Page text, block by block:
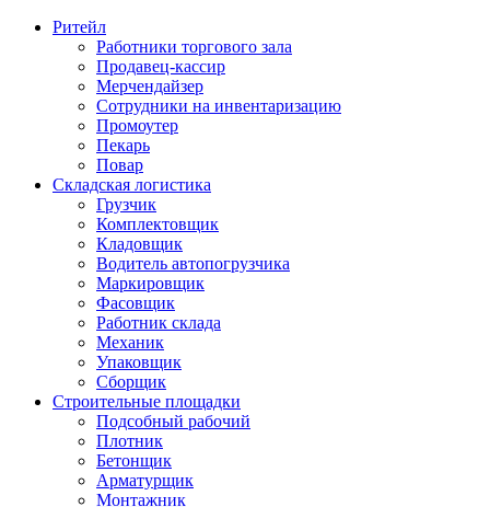
Ритейл
Работники торгового зала
Продавец-кассир
Мерчендайзер
Сотрудники на инвентаризацию
Промоутер
Пекарь
Повар
Складская логистика
Грузчик
Комплектовщик
Кладовщик
Водитель автопогрузчика
Маркировщик
Фасовщик
Работник склада
Механик
Упаковщик
Сборщик
Строительные площадки
Подсобный рабочий
Плотник
Бетонщик
Арматурщик
Монтажник